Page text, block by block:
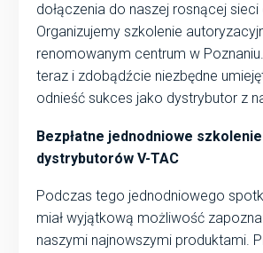
dołączenia do naszej rosnącej
Organizujemy szkolenie
renomowanym centrum w
teraz i zdobądźcie niezbędne
odnieść sukces jako dystrybutor z
Bezpłatne jednodniowe
dystrybutorów V-TAC
Podczas tego jednodniowego
miał wyjątkową możliwość
naszymi najnowszymi produktami.